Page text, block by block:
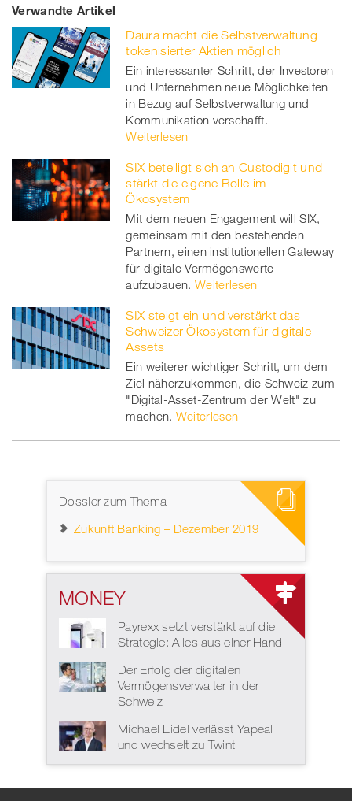
on
Facebook
on
twitt
er
linkedinXing
Verwandte Artikel
Daura macht die Selbstverwaltung
tokenisierter Aktien möglich
Ein interessanter Schritt, der Investoren
und Unternehmen neue Möglichkeiten
in Bezug auf Selbstverwaltung und
Kommunikation verschafft.
Weiterlesen
SIX beteiligt sich an Custodigit und
stärkt die eigene Rolle im
Ökosystem
Mit dem neuen Engagement will SIX,
gemeinsam mit den bestehenden
Partnern, einen institutionellen Gateway
für digitale Vermögenswerte
aufzubauen. Weiterlesen
SIX steigt ein und verstärkt das
Schweizer Ökosystem für digitale
Assets
Ein weiterer wichtiger Schritt, um dem
Ziel näherzukommen, die Schweiz zum
"Digital-Asset-Zentrum der Welt" zu
machen. Weiterlesen
Dossier zum Thema
Zukunft Banking – Dezember 2019
MONEY
Payrexx setzt verstärkt auf die
Strategie: Alles aus einer Hand
Der Erfolg der digitalen
Vermögensverwalter in der
Schweiz
Michael Eidel verlässt Yapeal
und wechselt zu Twint